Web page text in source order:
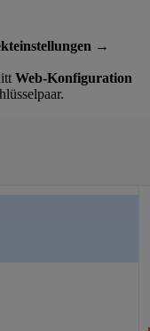
→
Web-Konfiguration